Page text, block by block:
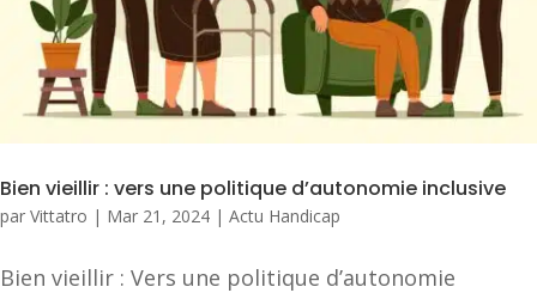
Bien vieillir : vers une politique d’autonomie inclusive
par Vittatro | Mar 21, 2024 | Actu Handicap
Bien vieillir : Vers une politique d’autonomie